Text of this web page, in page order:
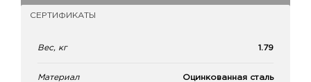
СЕРТИФИКАТЫ
Вес, кг 1.79
Материал Оцинкованная сталь